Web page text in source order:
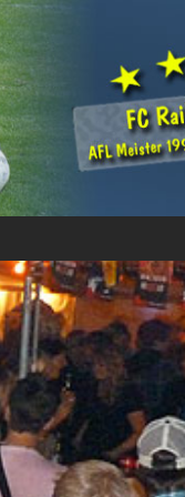
Herzlich Willkommen
... auf den Seiten des FC
auf dieser Homepage
unseres FC Raiba Lermoos
Viel Spaß beim Besuch auf
Euch